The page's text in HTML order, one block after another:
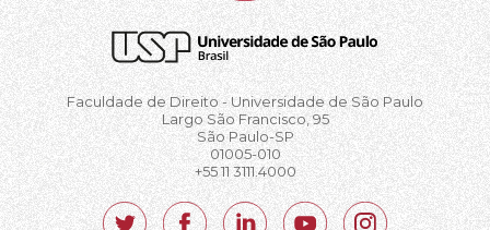
Faculdade de Direito - Universidade de São Paulo
Largo São Francisco, 95
São Paulo-SP
01005-010
+55 11 3111.4000